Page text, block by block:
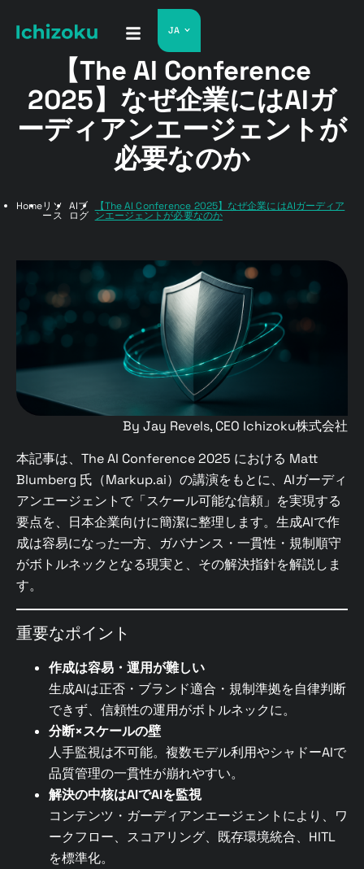
JA
【The AI Conference
2025】なぜ企業にはAIガ
ーディアンエージェントが
必要なのか
Homeリソ
ース
AIブ
ログ
【The AI Conference 2025】なぜ企業にはAIガーディア
ンエージェントが必要なのか
By Jay Revels, CEO Ichizoku株式会社
本記事は、The AI Conference 2025 における Matt
Blumberg 氏（Markup.ai）の講演をもとに、AIガーディ
アンエージェントで「スケール可能な信頼」を実現する
要点を、日本企業向けに簡潔に整理します。生成AIで作
成は容易になった一方、ガバナンス・一貫性・規制順守
がボトルネックとなる現実と、その解決指針を解説しま
す。
重要なポイント
作成は容易・運用が難しい
生成AIは正否・ブランド適合・規制準拠を自律判断
できず、信頼性の運用がボトルネックに。
分断×スケールの壁
人手監視は不可能。複数モデル利用やシャドーAIで
品質管理の一貫性が崩れやすい。
解決の中核はAIでAIを監視
コンテンツ・ガーディアンエージェントにより、ワ
ークフロー、スコアリング、既存環境統合、HITL
を標準化。